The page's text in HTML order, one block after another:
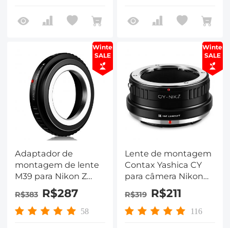
Winter
SALE
Adaptador de
montagem de lente
M39 para Nikon Z
Adaptador de lente
K&F Concept M19184
R$383 R$287
58
Winter
SALE
Lente de montagem
Contax Yashica CY
para câmera Nikon
Z6 Z7 K&F Concept
Adaptador de
montagem de lente
R$319 R$211
116